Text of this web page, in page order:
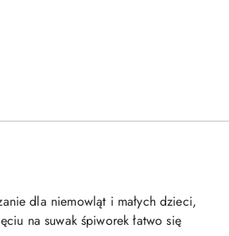
dla niemowląt i małych dzieci,
na suwak śpiworek łatwo się